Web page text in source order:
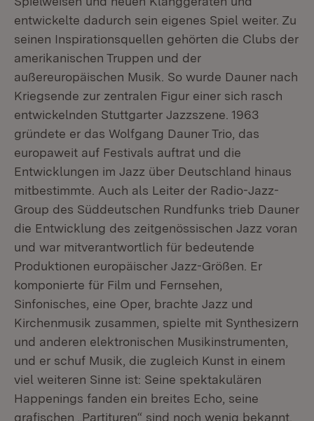
entwickelte dadurch sein eigenes Spiel weiter. Zu
seinen Inspirationsquellen gehörten die Clubs der
amerikanischen Truppen und der
außereuropäischen Musik. So wurde Dauner nach
Kriegsende zur zentralen Figur einer sich rasch
entwickelnden Stuttgarter Jazzszene. 1963
gründete er das Wolfgang Dauner Trio, das
europaweit auf Festivals auftrat und die
Entwicklungen im Jazz über Deutschland hinaus
mitbestimmte. Auch als Leiter der Radio-Jazz-
Group des Süddeutschen Rundfunks trieb Dauner
die Entwicklung des zeitgenössischen Jazz voran
und war mitverantwortlich für bedeutende
Produktionen europäischer Jazz-Größen. Er
komponierte für Film und Fernsehen,
Sinfonisches, eine Oper, brachte Jazz und
Kirchenmusik zusammen, spielte mit Synthesizern
und anderen elektronischen Musikinstrumenten,
und er schuf Musik, die zugleich Kunst in einem
viel weiteren Sinne ist: Seine spektakulären
Happenings fanden ein breites Echo, seine
grafischen „Partituren“ sind noch wenig bekannt.